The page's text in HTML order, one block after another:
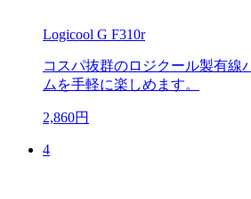
Logicool G F310r
コスパ抜群のロジクール製有線
ムを手軽に楽しめます。
2,860円
4